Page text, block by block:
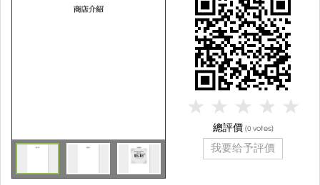
總評價 (0 votes)
我要给予評價